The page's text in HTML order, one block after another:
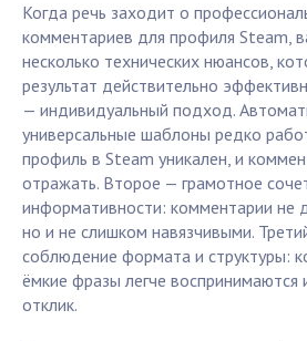
Когда речь заходит о
комментариев для профиля Steam,
несколько технических нюансов,
результат действительно
— индивидуальный подход.
универсальные шаблоны редко
профиль в Steam уникален, и
отражать. Второе — грамотное
информативности: комментарии не
но и не слишком навязчивыми.
соблюдение формата и структуры:
ёмкие фразы легче
отклик.